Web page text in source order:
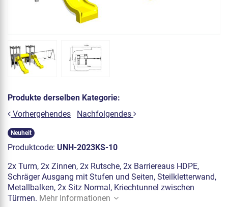
Produkte derselben Kategorie:
Vorhergehendes
Nachfolgendes
Neuheit
Produktcode: UNH-2023KS-10
2x Turm, 2x Zinnen, 2x Rutsche, 2x Barriereaus HDPE,
Schräger Ausgang mit Stufen und Seiten, Steilkletterwand,
Metallbalken, 2x Sitz Normal, Kriechtunnel zwischen
Türmen. Mehr Informationen